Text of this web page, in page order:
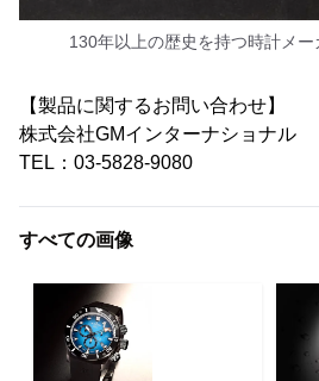
130年以上の歴史を持つ時計メー
【製品に関するお問い合わせ】
株式会社GMインターナショナル
TEL：03-5828-9080
すべての画像